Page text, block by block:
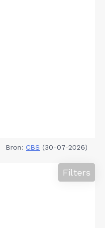
Bron: CBS (30-07-2026)
Filters